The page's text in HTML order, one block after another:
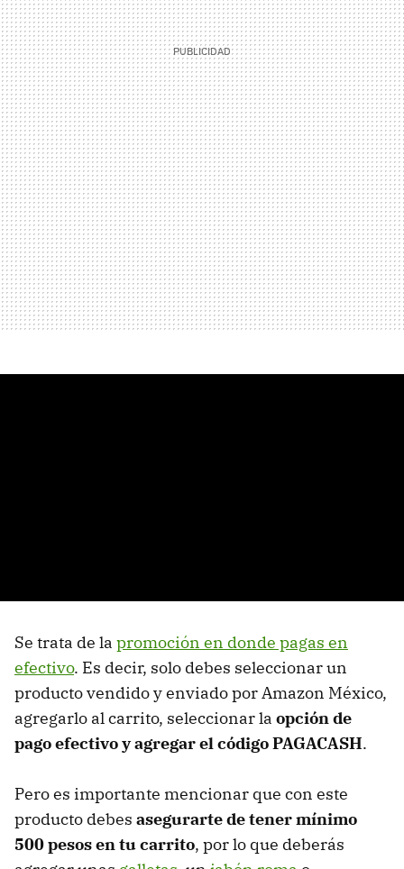
Se trata de la promoción en donde pagas en
efectivo. Es decir, solo debes seleccionar un
producto vendido y enviado por Amazon México,
agregarlo al carrito, seleccionar la opción de
pago efectivo y agregar el código PAGACASH.
Pero es importante mencionar que con este
producto debes asegurarte de tener mínimo
500 pesos en tu carrito, por lo que deberás